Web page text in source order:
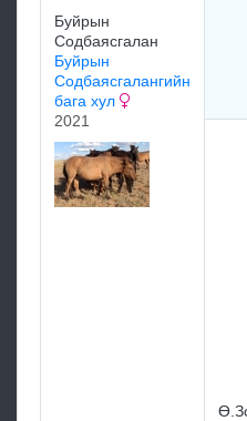
Буйрын
Содбаясгалан
Буйрын
Содбаясгалангийн
бага хул
2021